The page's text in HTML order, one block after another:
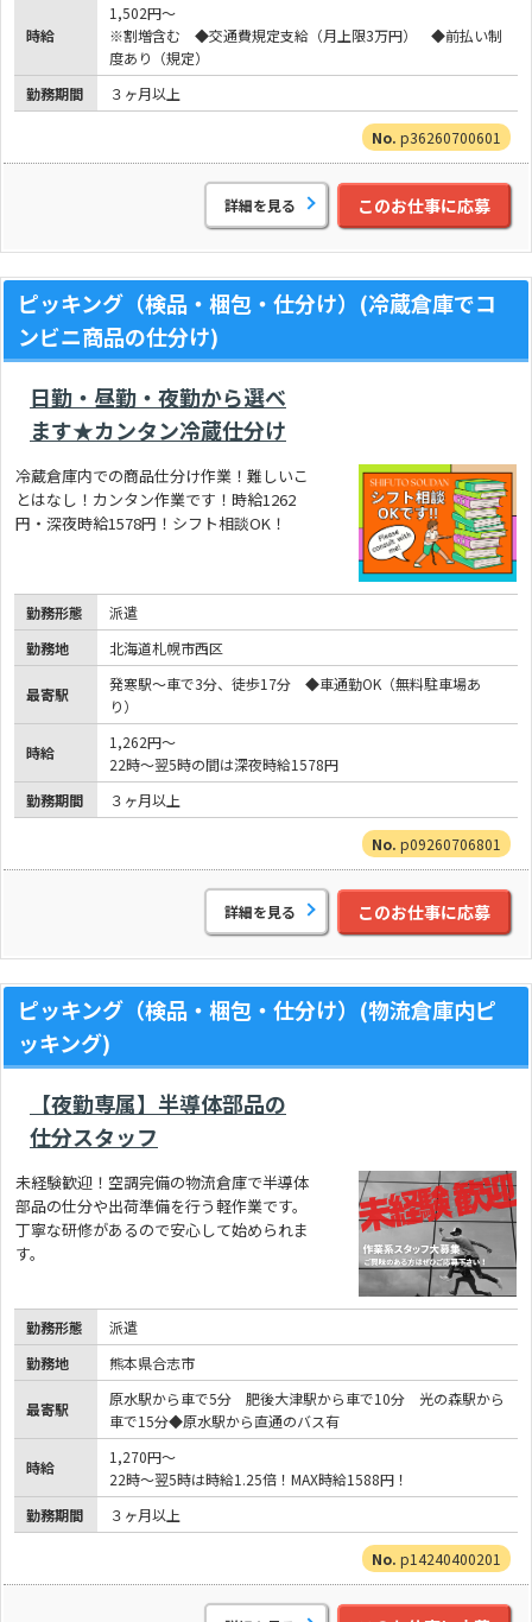
時給
1,502円～
※割増含む ◆交通費規定支給（月上限3万円） ◆前払い制
度あり（規定）
勤務期間
３ヶ月以上
p36260700601
詳細を見る このお仕事に応募
ピッキング（検品・梱包・仕分け）(冷蔵倉庫でコ
ンビニ商品の仕分け)
日勤・昼勤・夜勤から選べ
ます★カンタン冷蔵仕分け
冷蔵倉庫内での商品仕分け作業！難しいこ
とはなし！カンタン作業です！時給1262
円・深夜時給1578円！シフト相談OK！
勤務形態
派遣
勤務地
北海道札幌市西区
最寄駅
発寒駅～車で3分、徒歩17分 ◆車通勤OK（無料駐車場あ
り）
時給
1,262円～
22時～翌5時の間は深夜時給1578円
勤務期間
３ヶ月以上
p09260706801
詳細を見る このお仕事に応募
ピッキング（検品・梱包・仕分け）(物流倉庫内ピ
ッキング)
【夜勤専属】半導体部品の
仕分スタッフ
未経験歓迎！空調完備の物流倉庫で半導体
部品の仕分や出荷準備を行う軽作業です。
丁寧な研修があるので安心して始められま
す。
勤務形態
派遣
勤務地
熊本県合志市
最寄駅
原水駅から車で5分 肥後大津駅から車で10分 光の森駅から
車で15分◆原水駅から直通のバス有
時給
1,270円～
22時～翌5時は時給1.25倍！MAX時給1588円！
勤務期間
３ヶ月以上
p14240400201